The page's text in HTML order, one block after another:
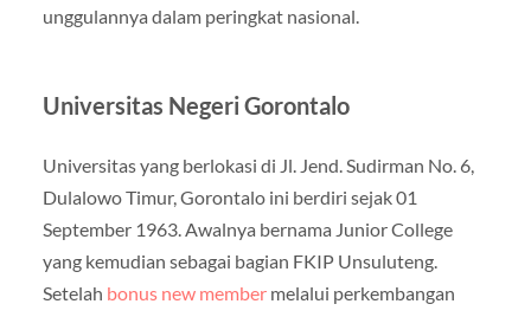
unggulannya dalam peringkat nasional.
Universitas Negeri Gorontalo
Universitas yang berlokasi di Jl. Jend. Sudirman No. 6,
Dulalowo Timur, Gorontalo ini berdiri sejak 01
September 1963. Awalnya bernama Junior College
yang kemudian sebagai bagian FKIP Unsuluteng.
Setelah bonus new membermelalui perkembangan